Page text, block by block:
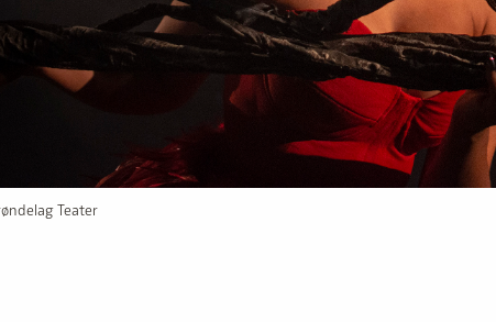
Teater